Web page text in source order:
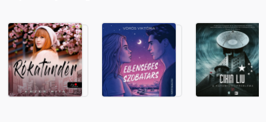
20. A változtató magyar
Fejezet hossza: 00:18:25
21. A közösségi magyar